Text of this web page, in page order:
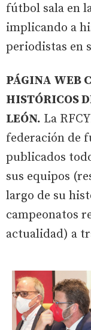
fútbol sala en
implicando a
periodistas en
PÁGINA WEB
HISTÓRICOS
LEÓN. La
federación de
publicados
sus equipos
largo de su
campeonatos
actualidad) a